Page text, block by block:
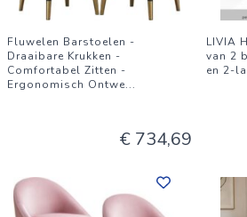
Fluwelen Barstoelen -
Draaibare Krukken -
Comfortabel Zitten -
Ergonomisch Ontwe...
€ 734,69
LIVIA
van 2
en 2-